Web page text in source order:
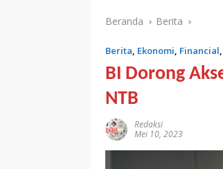
Beranda Berita
Berita, Ekonomi, Financial,
BI Dorong
NTB
Redaksi
Mei 10, 2023